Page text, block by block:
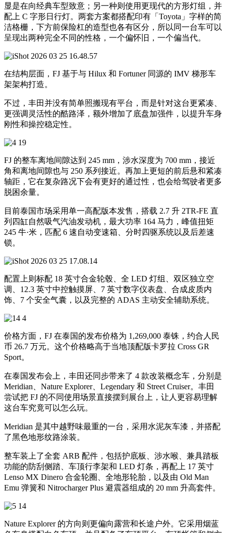
显是在向经典车型致意；另一种则使用更现代的方形灯组，并
配上 C 字形日行灯。两套方案都搭配印有「Toyota」字样的简
洁格栅，下方前保险杠的造型也各有区分，所以同一台车可以
呈现出两种完全不同的性格，一个偏怀旧，一个偏当代。
在结构层面，FJ 基于与 Hilux 和 Fortuner 同源的 IMV 梯形车
架架构打造。
不过，丰田并没有简单照搬现有平台，而是针对这台更紧凑、
更强调灵活性的酷路泽，额外增加了底盘加强件，以提升车身
刚性和操控稳定性。
FJ 的整车离地间隙达到 245 mm，涉水深度为 700 mm，接近
角和离地间隙也与 250 系列接近。再加上更短的前后悬和紧凑
轴距，它在复杂路况下会有更好的通过性，也会给驾驶者更多
脱困余量。
目前泰国市场采用单一高配版本发售，搭载 2.7 升 2TR-FE 直
列四缸自然吸气汽油发动机，最大功率 164 马力，峰值扭矩
245 牛·米，匹配 6 速自动变速箱、分时四驱系统以及后差速
锁。
配置上则标配 18 英寸合金轮毂、全 LED 灯组、双区独立空
调、12.3 英寸中控触摸屏、7 英寸数字仪表盘、合成皮质内
饰、7 个安全气囊，以及完整的 ADAS 主动安全辅助系统。
价格方面，FJ 在泰国的发布价格为 1,269,000 泰铢，约合人民
币 26.7 万元。这个价格略高于当地顶配版卡罗拉 Cross GR
Sport。
在泰国发布会上，丰田还同步带来了 4 款改装概念车，分别是
Meridian、Nature Explorer、Legendary 和 Street Cruiser。丰田
尝试把 FJ 的不同使用场景直接摆到展台上，让人更容易理解
这台车究竟可以怎么玩。
Meridian 是其中越野味最重的一台，采用水泥灰车漆，并搭配
了黑色地形纹路涂装。
整车装上了全套 ARB 配件，包括护底板、涉水喉、兼具踏板
功能的防刮侧踏、车顶行李架和 LED 灯条，再配上 17 英寸
Lenso MX Dinero 合金轮圈、全地形轮胎，以及由 Old Man
Emu 弹簧和 Nitrocharger Plus 避震器组成的 20 mm 升高套件。
Nature Explorer 的方向则更偏向露营和长途户外。它采用烟蓝